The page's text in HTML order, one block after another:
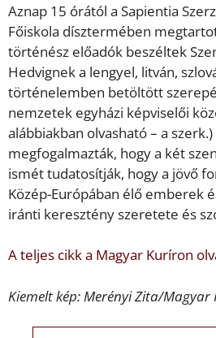
Aznap 15 órától a Sapientia
Főiskola dísztermében
történész előadók beszéltek
Hedvignek a lengyel, litván,
történelemben betöltött
nemzetek egyházi képviselői
alábbiakban olvasható – a
megfogalmazták, hogy a két
ismét tudatosítják, hogy a jövő
Közép-Európában élő emberek
iránti keresztény szeretete és
A teljes cikk a Magyar Kuríron
Kiemelt kép: Merényi Zita/Magyar